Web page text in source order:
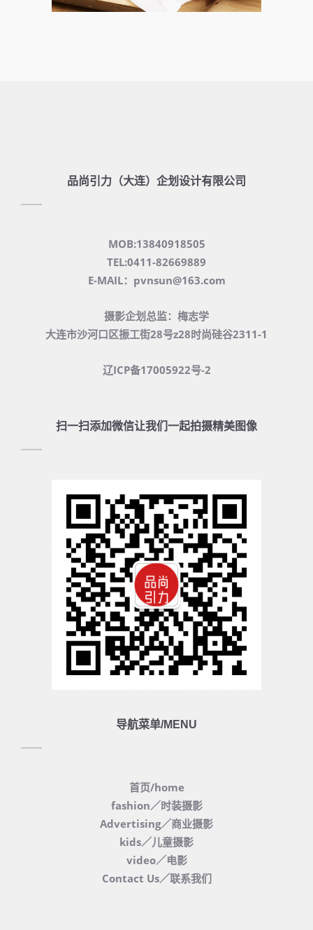
品尚引力（大连）企划设计有限公司
MOB:13840918505
TEL:0411-82669889
E-MAIL：pvnsun@163.com
摄影企划总监：梅志学
大连市沙河口区振工街28号z28时尚硅谷2311-1
辽ICP备17005922号-2
扫一扫添加微信让我们一起拍摄精美图像
导航菜单/MENU
首页/home
fashion／时装摄影
Advertising／商业摄影
kids／儿童摄影
video／电影
Contact Us／联系我们